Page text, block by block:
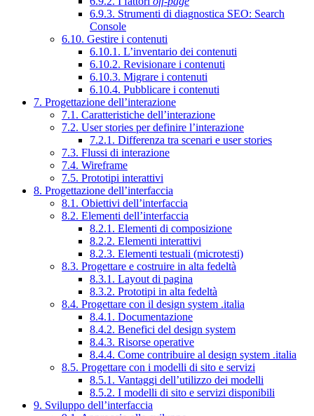
6.9.3. Strumenti di diagnostica SEO: Search
Console
6.10. Gestire i contenuti
6.10.1. L’inventario dei contenuti
6.10.2. Revisionare i contenuti
6.10.3. Migrare i contenuti
6.10.4. Pubblicare i contenuti
7. Progettazione dell’interazione
7.1. Caratteristiche dell’interazione
7.2. User stories per definire l’interazione
7.2.1. Differenza tra scenari e user stories
7.3. Flussi di interazione
7.4. Wireframe
7.5. Prototipi interattivi
8. Progettazione dell’interfaccia
8.1. Obiettivi dell’interfaccia
8.2. Elementi dell’interfaccia
8.2.1. Elementi di composizione
8.2.2. Elementi interattivi
8.2.3. Elementi testuali (microtesti)
8.3. Progettare e costruire in alta fedeltà
8.3.1. Layout di pagina
8.3.2. Prototipi in alta fedeltà
8.4. Progettare con il design system .italia
8.4.1. Documentazione
8.4.2. Benefici del design system
8.4.3. Risorse operative
8.4.4. Come contribuire al design system .italia
8.5. Progettare con i modelli di sito e servizi
8.5.1. Vantaggi dell’utilizzo dei modelli
8.5.2. I modelli di sito e servizi disponibili
9. Sviluppo dell’interfaccia